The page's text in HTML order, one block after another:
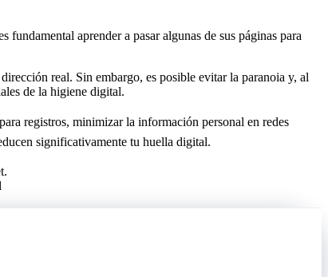
aprender a pasar algunas de sus páginas para
real. Sin embargo, es posible evitar la paranoia y, al
de la higiene digital.
registros, minimizar la información personal en redes
significativamente tu huella digital.